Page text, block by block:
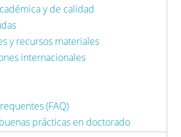
y de calidad
y recursos materiales
internacionales
(FAQ)
prácticas en doctorado